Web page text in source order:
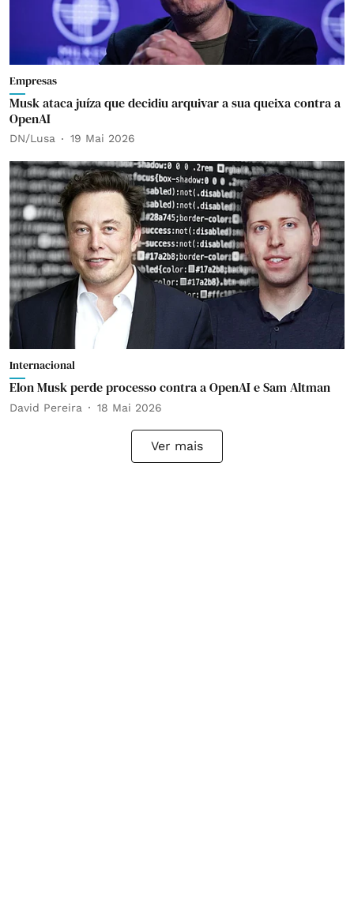
Empresas
Musk ataca juíza que decidiu arquivar a sua queixa contra a
OpenAI
DN/Lusa 19 Mai 2026
Internacional
Elon Musk perde processo contra a OpenAI e Sam Altman
David Pereira 18 Mai 2026
Ver mais